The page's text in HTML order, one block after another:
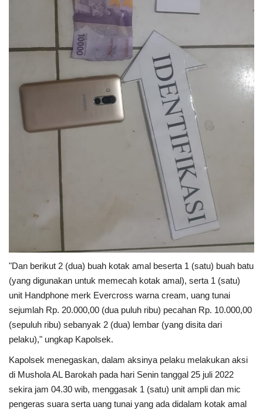
"Dan berikut 2 (dua) buah kotak amal beserta 1 (satu) buah batu
(yang digunakan untuk memecah kotak amal), serta 1 (satu)
unit Handphone merk Evercross warna cream, uang tunai
sejumlah Rp. 20.000,00 (dua puluh ribu) pecahan Rp. 10.000,00
(sepuluh ribu) sebanyak 2 (dua) lembar (yang disita dari
pelaku)," ungkap Kapolsek.
Kapolsek menegaskan, dalam aksinya pelaku melakukan aksi
di Mushola AL Barokah pada hari Senin tanggal 25 juli 2022
sekira jam 04.30 wib, menggasak 1 (satu) unit ampli dan mic
pengeras suara serta uang tunai yang ada didalam kotak amal